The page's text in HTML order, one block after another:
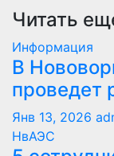
Читать
Информация
В
проведет
Янв 13, 2026
НвАЭС